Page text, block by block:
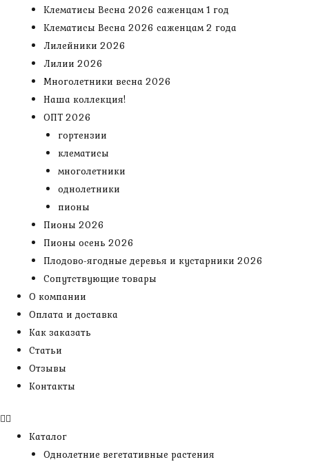
Клематисы Весна 2026 саженцам 1 год
Клематисы Весна 2026 саженцам 2 года
Лилейники 2026
Лилии 2026
Многолетники весна 2026
Наша коллекция!
ОПТ 2026
гортензии
клематисы
многолетники
однолетники
пионы
Пионы 2026
Пионы осень 2026
Плодово-ягодные деревья и кустарники 2026
Сопутствующие товары
О компании
Оплата и доставка
Как заказать
Статьи
Отзывы
Контакты
Каталог
Однолетние вегетативные растения